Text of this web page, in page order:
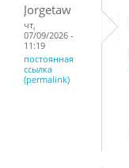
Jorgetaw
чт,
07/09/2026 -
11:19
постоянная
ссылка
(permalink)